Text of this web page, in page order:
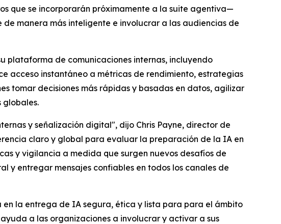
que se incorporarán próximamente a la suite agentiva—
manera más inteligente e involucrar a las audiencias de
plataforma de comunicaciones internas, incluyendo
acceso instantáneo a métricas de rendimiento, estrategias
tomar decisiones más rápidas y basadas en datos, agilizar
globales.
y señalización digital", dijo Chris Payne, director de
claro y global para evaluar la preparación de la IA en
y vigilancia a medida que surgen nuevos desafíos de
y entregar mensajes confiables en todos los canales de
en la entrega de IA segura, ética y lista para para el ámbito
a las organizaciones a involucrar y activar a sus